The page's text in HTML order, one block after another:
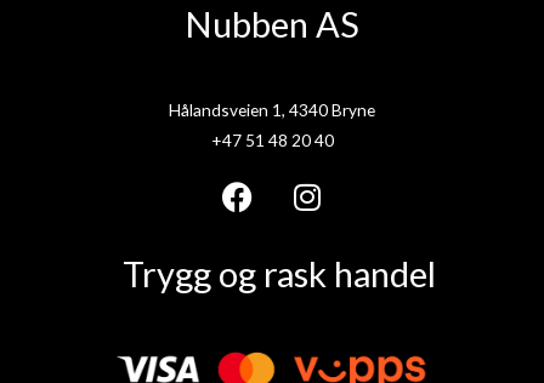
Nubben AS
Hålandsveien 1, 4340 Bryne
+47 51 48 20 40
F
c
b
o
I
n
s
g
Trygg og rask handel